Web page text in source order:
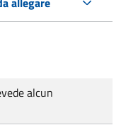
alcun